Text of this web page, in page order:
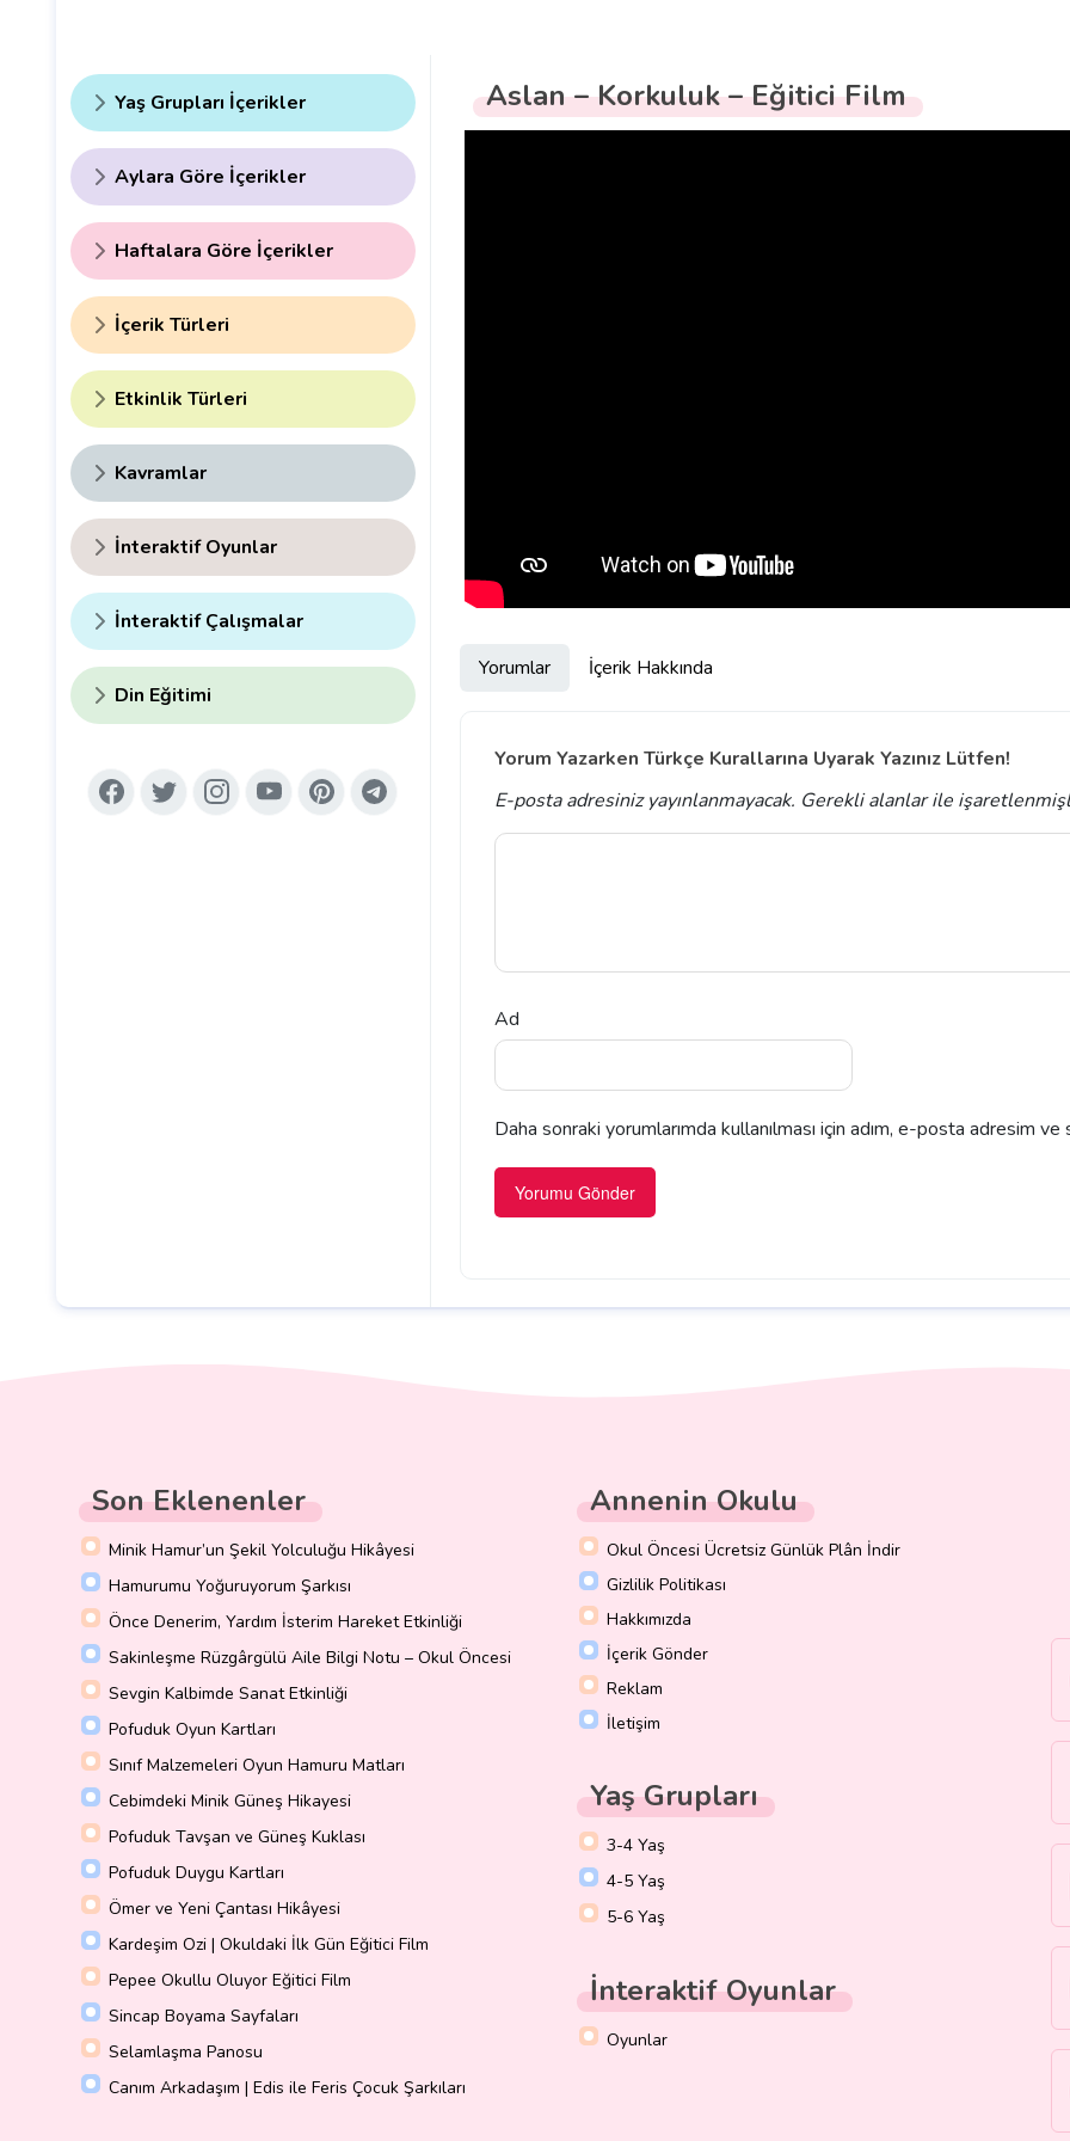
Yaş Grupları İçerikler
Aylara Göre İçerikler
Haftalara Göre İçerikler
İçerik Türleri
Etkinlik Türleri
Kavramlar
İnteraktif Oyunlar
İnteraktif Çalışmalar
Din Eğitimi
Aslan – Korkuluk – Eğitici Film
Yorumlar İçerik Hakkında
Yorum Yazarken Türkçe Kurallarına Uyarak Yazınız Lütfen!
E-posta adresiniz yayınlanmayacak. Gerekli alanlarile
Ad
Daha sonraki yorumlarımda kullanılması için adım, e-posta adresim
Son Eklenenler
Minik Hamur’un Şekil Yolculuğu Hikâyesi
Hamurumu Yoğuruyorum Şarkısı
Önce Denerim, Yardım İsterim Hareket Etkinliği
Sakinleşme Rüzgârgülü Aile Bilgi Notu – Okul Öncesi
Sevgin Kalbimde Sanat Etkinliği
Pofuduk Oyun Kartları
Sınıf Malzemeleri Oyun Hamuru Matları
Cebimdeki Minik Güneş Hikayesi
Pofuduk Tavşan ve Güneş Kuklası
Pofuduk Duygu Kartları
Ömer ve Yeni Çantası Hikâyesi
Kardeşim Ozi | Okuldaki İlk Gün Eğitici Film
Pepee Okullu Oluyor Eğitici Film
Sincap Boyama Sayfaları
Selamlaşma Panosu
Canım Arkadaşım | Edis ile Feris Çocuk Şarkıları
Annenin Okulu
Okul Öncesi Ücretsiz Günlük Plân İndir
Gizlilik Politikası
Hakkımızda
İçerik Gönder
Reklam
İletişim
Yaş Grupları
3-4 Yaş
4-5 Yaş
5-6 Yaş
İnteraktif Oyunlar
Oyunlar